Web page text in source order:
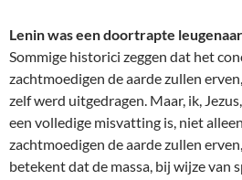
Lenin was een doortrapte leugenaar
Sommige historici zeggen dat het
zachtmoedigen de aarde zullen
zelf werd uitgedragen. Maar, ik,
een volledige misvatting is, niet
zachtmoedigen de aarde zullen
betekent dat de massa, bij wijze van